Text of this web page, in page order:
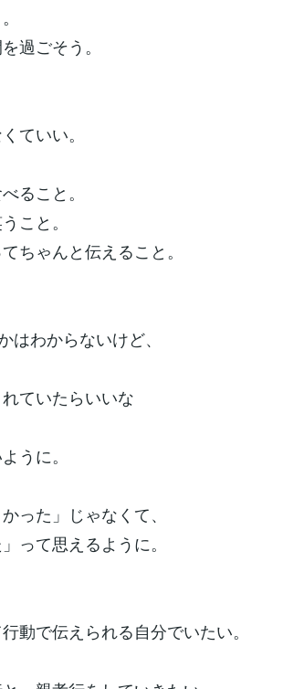
過ごそう。
ていい。
ること。
こと。
ちゃんと伝えること。
はわからないけど、
ていたらいいな
うに。
った」じゃなくて、
って思えるように。
動で伝えられる自分でいたい。